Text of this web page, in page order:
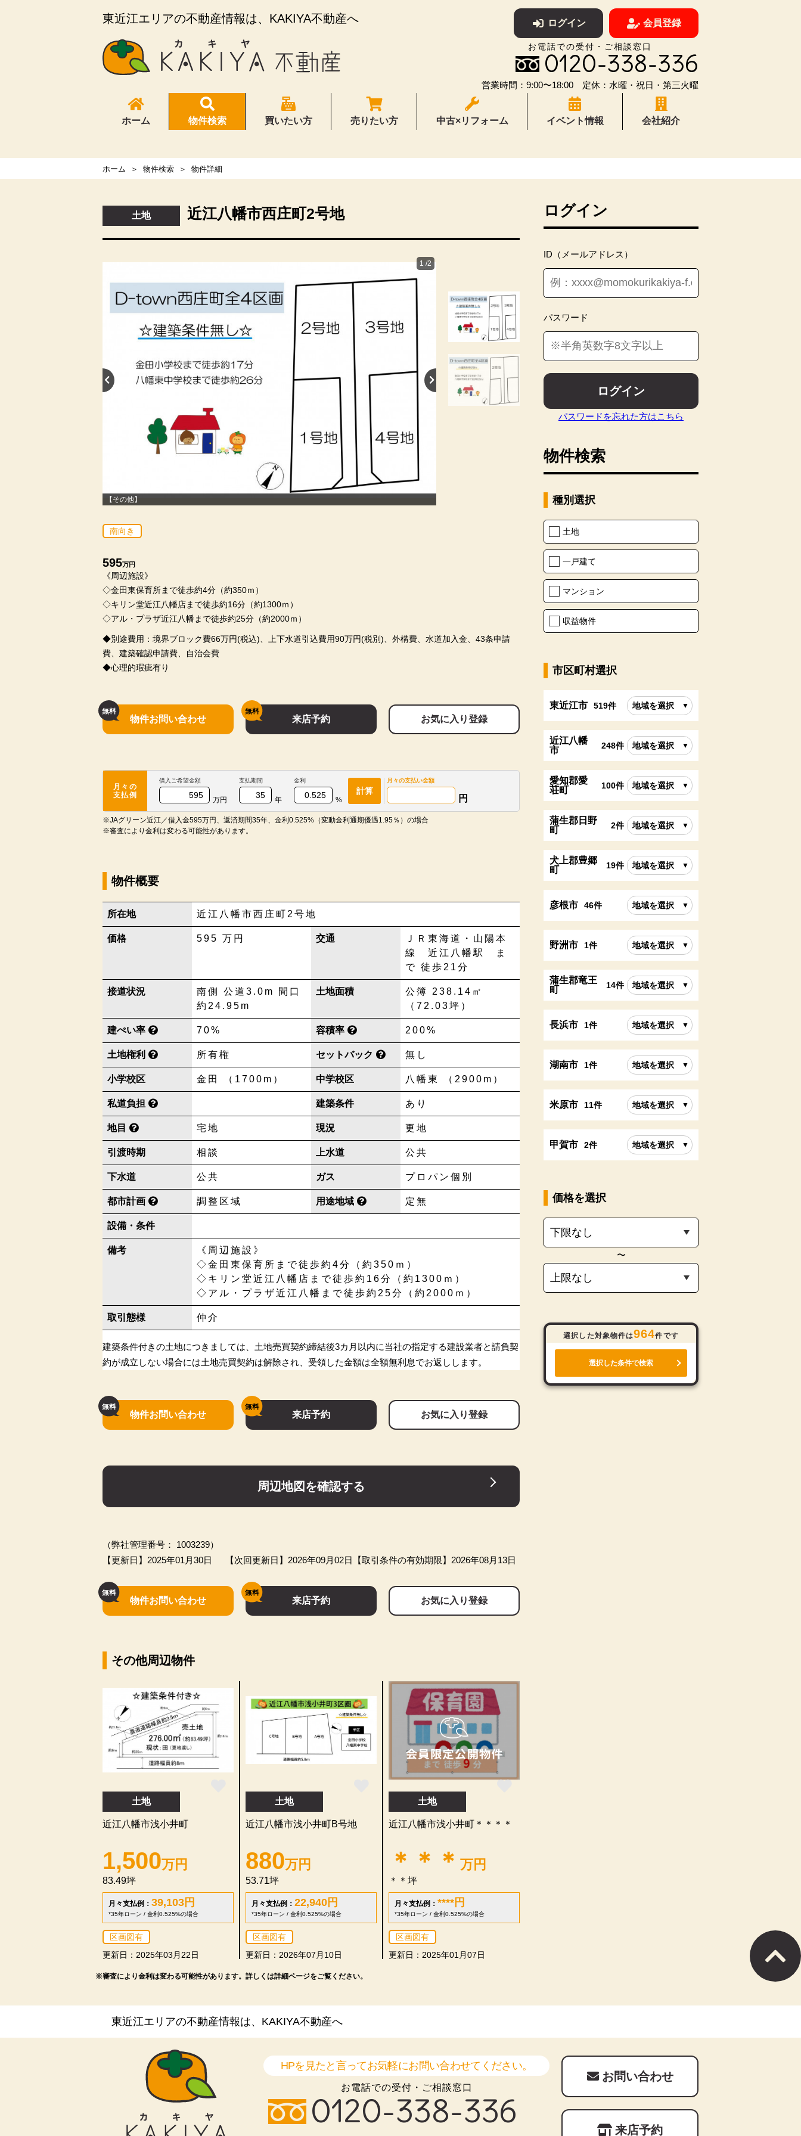
東近江エリアの不動産情報は、KAKIYA不動産へ 会員登録
ログイン
お電話での受付・ご相談窓口
0120-338-336
営業時間：9:00〜18:00 定休：水曜・祝日・第三火曜
ホーム 物件検索 買いたい方 売りたい方 中古×リフォーム イベント情報 会社紹介
ホーム 物件検索 物件詳細
土地 近江八幡市西庄町2号地
1 /2
【その他】
南向き
595万円
《周辺施設》
◇金田東保育所まで徒歩約4分（約350ｍ）
◇キリン堂近江八幡店まで徒歩約16分（約1300ｍ）
◇アル・プラザ近江八幡まで徒歩約25分（約2000ｍ）
◆別途費用：境界ブロック費66万円(税込)、上下水道引込費用90万円(税別)、外構費、水道加入金、43条申請
費、建築確認申請費、自治会費
◆心理的瑕疵有り
物件お問い合わせ 来店予約 お気に入り登録
月々の
支払例
借入ご希望金額
万円
支払期間
年
金利
%
計算
月々の支払い金額
円
※JAグリーン近江／借入金595万円、返済期間35年、金利0.525%（変動金利通期優遇1.95％）の場合
※審査により金利は変わる可能性があります。
物件概要
所在地 近江八幡市西庄町2号地
価格 595 万円 交通
ＪＲ東海道・山陽本
線 近江八幡駅 ま
で 徒歩21分
接道状況
南側 公道3.0m 間口
約24.95m
土地面積
公簿 238.14㎡
（72.03坪）
建ぺい率 70% 容積率 200%
土地権利 所有権 セットバック 無し
小学校区 金田 （1700m） 中学校区 八幡東 （2900m）
私道負担 建築条件 あり
地目 宅地 現況 更地
引渡時期 相談 上水道 公共
下水道 公共 ガス プロパン個別
都市計画 調整区域 用途地域 定無
設備・条件
備考
《周辺施設》
◇金田東保育所まで徒歩約4分（約350ｍ）
◇キリン堂近江八幡店まで徒歩約16分（約1300ｍ）
◇アル・プラザ近江八幡まで徒歩約25分（約2000ｍ）
取引態様 仲介
建築条件付きの土地につきましては、土地売買契約締結後3カ月以内に当社の指定する建設業者と請負契
約が成立しない場合には土地売買契約は解除され、受領した金額は全額無利息でお返しします。
物件お問い合わせ 来店予約 お気に入り登録
周辺地図を確認する
（弊社管理番号： 1003239）
【更新日】2025年01月30日
【次回更新日】2026年09月02日 【取引条件の有効期限】2026年08月13日
物件お問い合わせ 来店予約 お気に入り登録
その他周辺物件
土地
近江八幡市浅小井町
1,500万円
83.49坪
月々支払例： 39,103 円
*35年ローン / 金利0.525%の場合
区画図有
更新日：2025年03月22日
土地
近江八幡市浅小井町B号地
880万円
53.71坪
月々支払例： 22,940 円
*35年ローン / 金利0.525%の場合
区画図有
更新日：2026年07月10日
土地
近江八幡市浅小井町＊＊＊＊
＊＊＊ 万円
＊＊坪
月々支払例： **** 円
*35年ローン / 金利0.525%の場合
区画図有
更新日：2025年01月07日
※審査により金利は変わる可能性があります。 詳しくは詳細ページをご覧ください。
ログイン
ID（メールアドレス）
パスワード
ログイン
パスワードを忘れた方はこちら
物件検索
種別選択
土地
一戸建て
マンション
収益物件
市区町村選択
東近江市 519件 地域を選択
近江八幡
市
248件 地域を選択
愛知郡愛
荘町
100件 地域を選択
蒲生郡日野
町
2件 地域を選択
犬上郡豊郷
町
19件 地域を選択
彦根市 46件 地域を選択
野洲市 1件 地域を選択
蒲生郡竜王
町
14件 地域を選択
長浜市 1件 地域を選択
湖南市 1件 地域を選択
米原市 11件 地域を選択
甲賀市 2件 地域を選択
価格を選択
〜
選択した対象物件は964件です
選択した条件で検索
東近江エリアの不動産情報は、KAKIYA不動産へ
HPを見たと言ってお気軽にお問い合わせてください。
お電話での受付・ご相談窓口
0120-338-336
お問い合わせ
来店予約